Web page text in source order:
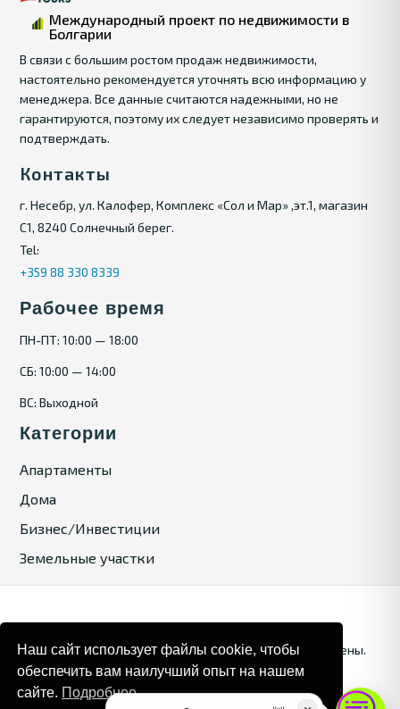
Международный проект по недвижимости в
Болгарии
В связи с большим ростом продаж недвижимости,
настоятельно рекомендуется уточнять всю информацию у
менеджера. Все данные считаются надежными, но не
гарантируются, поэтому их следует независимо проверять и
подтверждать.
Контакты
г. Несебр, ул. Калофер, Комплекс «Сол и Мар» ,эт.1, магазин
С1, 8240 Солнечный берег.
Tel:
+359 88 330 8339
Рабочее время
ПН-ПТ: 10:00 — 18:00
СБ: 10:00 — 14:00
ВС: Выходной
Категории
Апартаменты
Дома
Бизнес/Инвестиции
Земельные участки
© 2025. Bulgaria Tours by Inrealr4u. Все права зашищены.
Карта сайта Политика конфиденциальности
Наш сайт использует файлы cookie, чтобы
обеспечить вам наилучший опыт на нашем
сайте. Подробнее